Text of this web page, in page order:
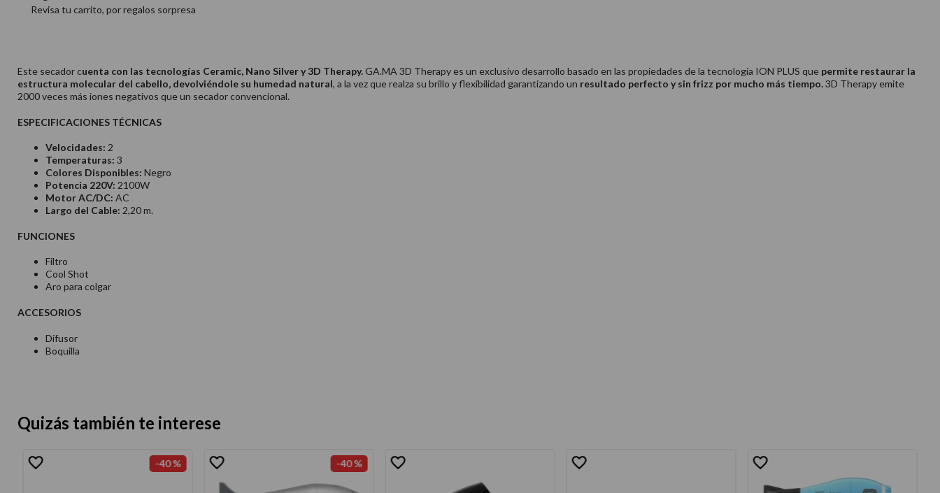
Revisa tu carrito, por regalos sorpresa
Este secador cuenta con las tecnologías Ceramic, Nano Silver y 3D Therapy.GA.MA 3D Therapy es un exclusivo desarrollo basado en las propiedades de la tecnología ION PLUS que permite restaurar la
estructura molecular del cabello, devolviéndole su humedad natural, a la vez que realza su brillo y flexibilidad garantizando un resultado perfecto y sin frizz por mucho más tiempo.3D Therapy emite
2000 veces más iones negativos que un secador convencional.
ESPECIFICACIONES TÉCNICAS
Velocidades: 2
Temperaturas: 3
Colores Disponibles: Negro
Potencia 220V: 2100W
Motor AC/DC: AC
Largo del Cable: 2,20 m.
FUNCIONES
Filtro
Cool Shot
Aro para colgar
ACCESORIOS
Difusor
Boquilla
Quizás también te interese
-40 % -40 %